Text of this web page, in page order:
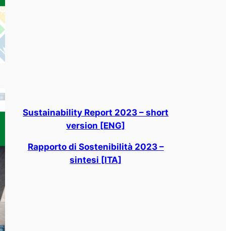
Sustainability Report 2023 – short
version [ENG]
Rapporto di Sostenibilità 2023 –
sintesi [ITA]